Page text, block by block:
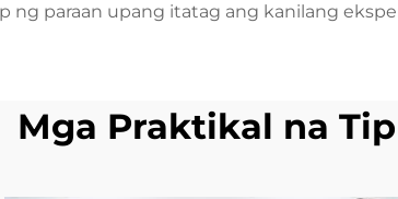
ng paraan upang itatag ang kanilang
Mga Praktikal na Tip